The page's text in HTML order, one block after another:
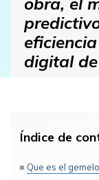
digital
Índice de
Que es el